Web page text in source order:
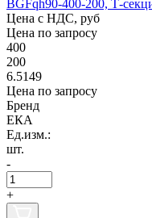
BGFqh90-400-200, Т-
Цена с НДС, руб
Цена по запросу
400
200
6.5149
Цена по запросу
Бренд
ЕКА
Ед.изм.:
шт.
-
+